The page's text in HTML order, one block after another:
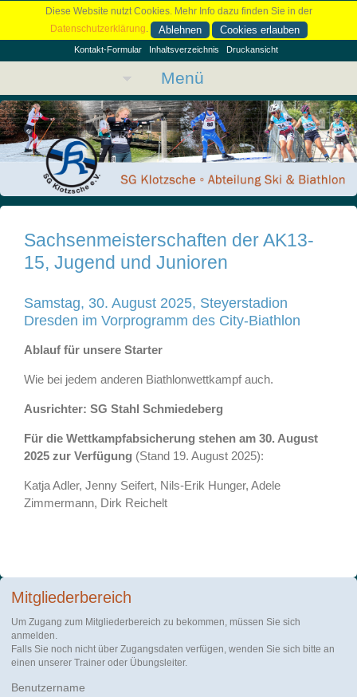
Diese Website nutzt Cookies. Mehr Info dazu finden Sie in der
Datenschutzerklärung. Ablehnen Cookies erlauben
Kontakt-Formular Inhaltsverzeichnis Druckansicht
Menü
Sachsenmeisterschaften der AK13-
15, Jugend und Junioren
Samstag, 30. August 2025, Steyerstadion
Dresden im Vorprogramm des City-Biathlon
Ablauf für unsere Starter
Wie bei jedem anderen Biathlonwettkampf auch.
Ausrichter: SG Stahl Schmiedeberg
Für die Wettkampfabsicherung stehen am 30. August
2025 zur Verfügung (Stand 19. August 2025):
Katja Adler, Jenny Seifert, Nils-Erik Hunger, Adele
Zimmermann, Dirk Reichelt
Mitgliederbereich
Um Zugang zum Mitgliederbereich zu bekommen, müssen Sie sich
anmelden.
Falls Sie noch nicht über Zugangsdaten verfügen, wenden Sie sich bitte an
einen unserer Trainer oder Übungsleiter.
Benutzername